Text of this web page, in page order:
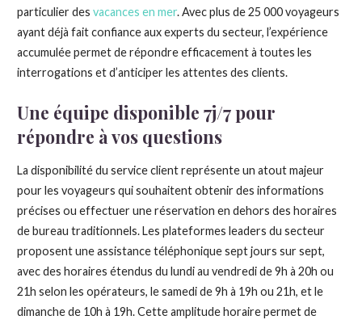
particulier des vacances en mer. Avec plus de 25 000 voyageurs
ayant déjà fait confiance aux experts du secteur, l’expérience
accumulée permet de répondre efficacement à toutes les
interrogations et d’anticiper les attentes des clients.
Une équipe disponible 7j/7 pour
répondre à vos questions
La disponibilité du service client représente un atout majeur
pour les voyageurs qui souhaitent obtenir des informations
précises ou effectuer une réservation en dehors des horaires
de bureau traditionnels. Les plateformes leaders du secteur
proposent une assistance téléphonique sept jours sur sept,
avec des horaires étendus du lundi au vendredi de 9h à 20h ou
21h selon les opérateurs, le samedi de 9h à 19h ou 21h, et le
dimanche de 10h à 19h. Cette amplitude horaire permet de